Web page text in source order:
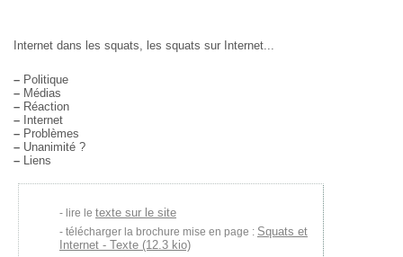
Internet dans les squats, les squats sur Internet...
– Politique
– Médias
– Réaction
– Internet
– Problèmes
– Unanimité ?
– Liens
lire le texte sur le site
télécharger la brochure mise en page : Squats et
Internet - Texte (12.3 kio)